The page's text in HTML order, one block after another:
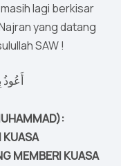
lagi berkisar
yang datang
SAW !
أَعُوذُ
KUASA
MEMBERI KUASA